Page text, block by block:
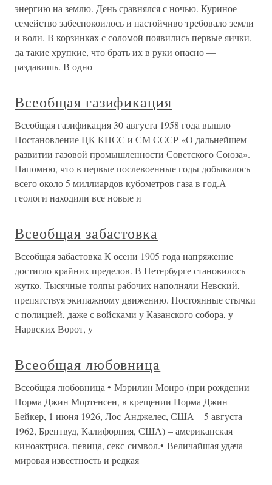
энергию на землю. День сравнялся с ночью. Куриное
семейство забеспокоилось и настойчиво требовало земли
и воли. В корзинках с соломой появились первые яички,
да такие хрупкие, что брать их в руки опасно —
раздавишь. В одно
Всеобщая газификация
Всеобщая газификация 30 августа 1958 года вышло
Постановление ЦК КПСС и СМ СССР «О дальнейшем
развитии газовой промышленности Советского Союза».
Напомню, что в первые послевоенные годы добывалось
всего около 5 миллиардов кубометров газа в год.А
геологи находили все новые и
Всеобщая забастовка
Всеобщая забастовка К осени 1905 года напряжение
достигло крайних пределов. В Петербурге становилось
жутко. Тысячные толпы рабочих наполняли Невский,
препятствуя экипажному движению. Постоянные стычки
с полицией, даже с войсками у Казанского собора, у
Нарвских Ворот, у
Всеобщая любовница
Всеобщая любовница • Мэрилин Монро (при рождении
Норма Джин Мортенсен, в крещении Норма Джин
Бейкер, 1 июня 1926, Лос-Анджелес, США – 5 августа
1962, Брентвуд, Калифорния, США) – американская
киноактриса, певица, секс-символ.• Величайшая удача –
мировая известность и редкая